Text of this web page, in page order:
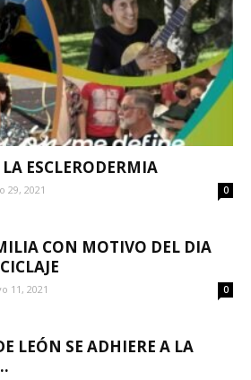
ESCLERODERMIA
29, 2021 0
CON MOTIVO DEL DIA
11, 2021 0
LEÓN SE ADHIERE A LA